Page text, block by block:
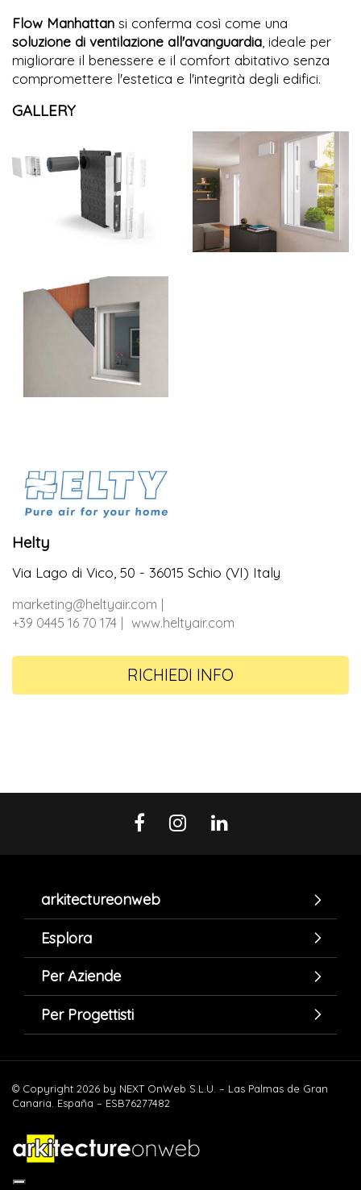
Flow Manhattan si conferma così come una
soluzione di ventilazione all'avanguardia , ideale per
migliorare il benessere e il comfort abitativo senza
compromettere l'estetica e l'integrità degli edifici.
GALLERY
Helty
Via Lago di Vico, 50 - 36015 Schio (VI) Italy
marketing@heltyair.com
+39 0445 16 70 174
www.heltyair.com
RICHIEDI INFO
arkitectureonweb
Esplora
Per Aziende
Per Progettisti
© Copyright 2026 by NEXT OnWeb S.L.U. – Las Palmas de Gran
Canaria. España – ESB76277482